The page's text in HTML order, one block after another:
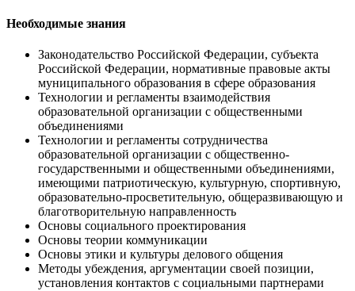
Необходимые знания
Законодательство Российской Федерации, субъекта
Российской Федерации, нормативные правовые акты
муниципального образования в сфере образования
Технологии и регламенты взаимодействия
образовательной организации с общественными
объединениями
Технологии и регламенты сотрудничества
образовательной организации с общественно-
государственными и общественными объединениями,
имеющими патриотическую, культурную, спортивную,
образовательно-просветительную, общеразвивающую и
благотворительную направленность
Основы социального проектирования
Основы теории коммуникации
Основы этики и культуры делового общения
Методы убеждения, аргументации своей позиции,
установления контактов с социальными партнерами